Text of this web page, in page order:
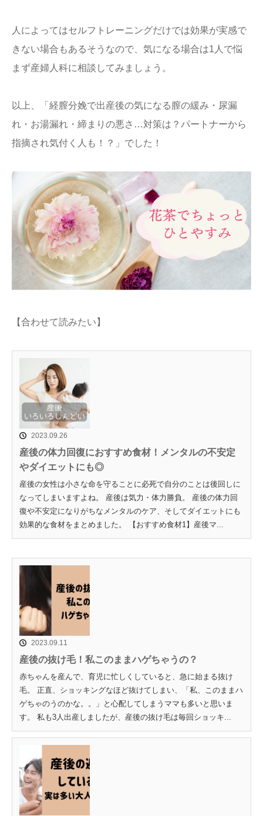
人によってはセルフトレーニングだけでは効果が実感で
きない場合もあるそうなので、気になる場合は1人で悩
まず産婦人科に相談してみましょう。
以上、「経膣分娩で出産後の気になる膣の緩み・尿漏
れ・お湯漏れ・締まりの悪さ…対策は？パートナーから
指摘され気付く人も！？」でした！
【合わせて読みたい】
2023.09.26
産後の体力回復におすすめ食材！メンタルの不安定
やダイエットにも◎
産後の女性は小さな命を守ることに必死で自分のことは後回しに
なってしまいますよね。 産後は気力・体力勝負。 産後の体力回
復や不安定になりがちなメンタルのケア、そしてダイエットにも
効果的な食材をまとめました。 【おすすめ食材1】産後マ...
2023.09.11
産後の抜け毛！私このままハゲちゃうの？
赤ちゃんを産んで、育児に忙しくしていると、急に始まる抜け
毛。 正直、ショッキングなほど抜けてしまい、「私、このままハ
ゲちゃのうのかな。。」と心配してしまうママも多いと思いま
す。 私も3人出産しましたが、産後の抜け毛は毎回ショッキ...